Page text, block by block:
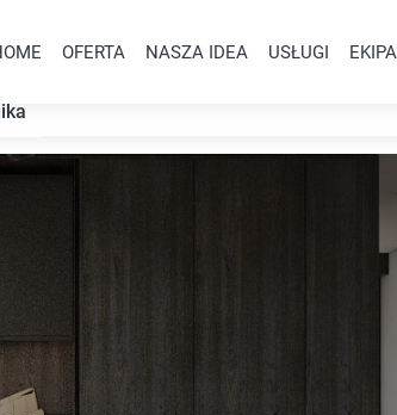
OFERTA NASZA IDEA USŁUGI EKIPA